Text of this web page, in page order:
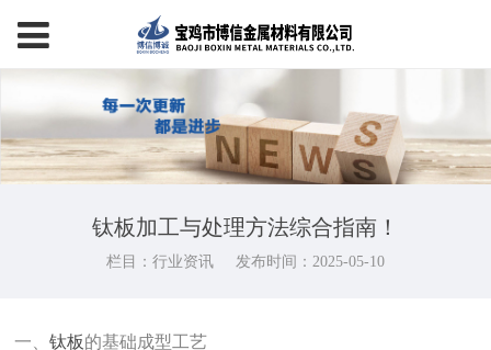
钛板加工与处理方法综合指南！
栏目：行业资讯 发布时间：2025-05-10
一、钛板的基础成型工艺‌